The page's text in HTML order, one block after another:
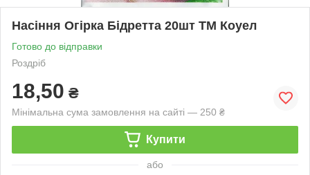
Насіння Огірка Бідретта 20шт ТМ Коуел
Готово до відправки
Роздріб
18,50 ₴
Мінімальна сума замовлення на сайті — 250 ₴
Купити
або